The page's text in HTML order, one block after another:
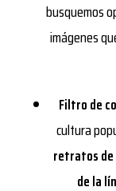
busquemos
imágenes
Filtro de
cultura
retratos
de la